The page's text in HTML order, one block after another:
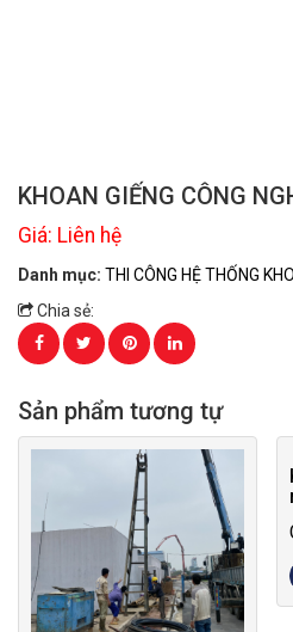
KHOAN GIẾNG CÔNG
Giá: Liên hệ
Danh mục: THI CÔNG HỆ THỐNG
Chia sẻ:
Sản phẩm tương tự